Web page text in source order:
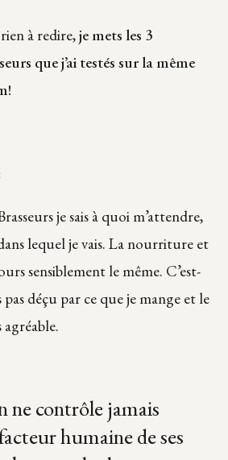
à redire,je mets les 3
que j’ai testés sur la même
je sais à quoi m’attendre,
lequel je vais. La nourriture et
sensiblement le même. C’est-
pas déçu par ce que je mange et le
ne contrôle jamais
humaine de ses